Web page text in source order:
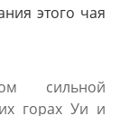
этого чая
сильной
горах Уи и